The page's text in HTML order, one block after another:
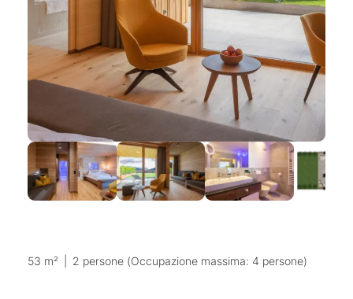
53 m² 2 persone (Occupazione massima: 4 persone)